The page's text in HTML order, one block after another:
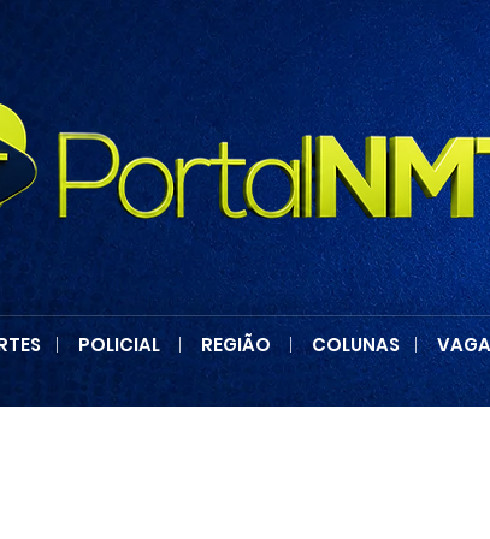
| POLICIAL | REGIÃO | COLUNAS|